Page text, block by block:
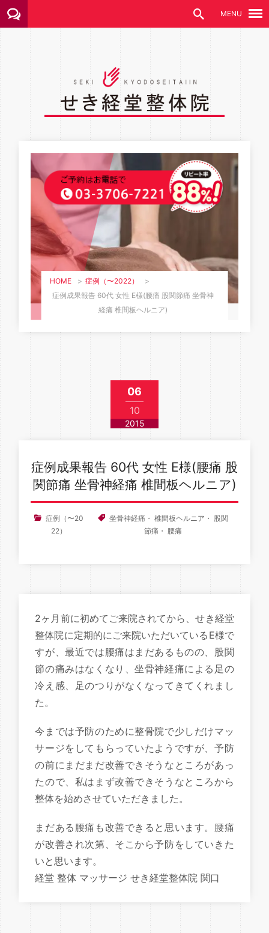
HOME > 症例（〜2022）
>
症例成果報告 60代 女性 E様(腰痛 股関節痛 坐骨神
経痛 椎間板ヘルニア)
06
10
2015
症例成果報告 60代 女性 E様(腰痛 股
関節痛 坐骨神経痛 椎間板ヘルニア)
症例（〜20
22）
坐骨神経痛 ・椎間板ヘルニア ・ 股関
節痛 ・ 腰痛
2ヶ月前に初めてご来院されてから、せき経堂
整体院に定期的にご来院いただいているE様で
すが、最近では腰痛はまだあるものの、股関
節の痛みはなくなり、坐骨神経痛による足の
冷え感、足のつりがなくなってきてくれまし
た。
今までは予防のために整骨院で少しだけマッ
サージをしてもらっていたようですが、予防
の前にまだまだ改善できそうなところがあっ
たので、私はまず改善できそうなところから
整体を始めさせていただきました。
まだある腰痛も改善できると思います。腰痛
が改善され次第、そこから予防をしていきた
いと思います。
経堂 整体 マッサージ せき経堂整体院 関口